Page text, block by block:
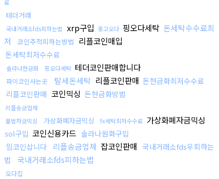
료
테더거래
국내거래소fds피하는법 xrp구입 중고오다 핑오다세탁 돈세탁수수료최
저
코인추적피하는방법 리플코인매입
돈세탁최저수수료
솔라나현금화 핑오다세탁 테더코인판매합니다
파이코인사는곳 탈세돈세탁 리플코인판매 돈현금화최저수수료
리플코인판매 코인믹싱 돈현금화방법
리플송금업체
불법자금믹싱
가상화폐자금믹싱 fx세탁최저수수료 가상화폐자금믹싱
sol구입 코인신용카드 솔라나원화구입
밈코인삽니다
리플송금업체 잡코인판매 국내거래소fds우회하는
법
국내거래소fds피하는법
오다집